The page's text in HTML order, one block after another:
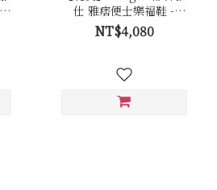
仕 雅痞便士樂福鞋 -
Va304黑
NT$4,080